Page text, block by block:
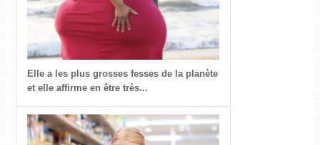
Elle a les plus grosses fesses de la planète
et elle affirme en être très...